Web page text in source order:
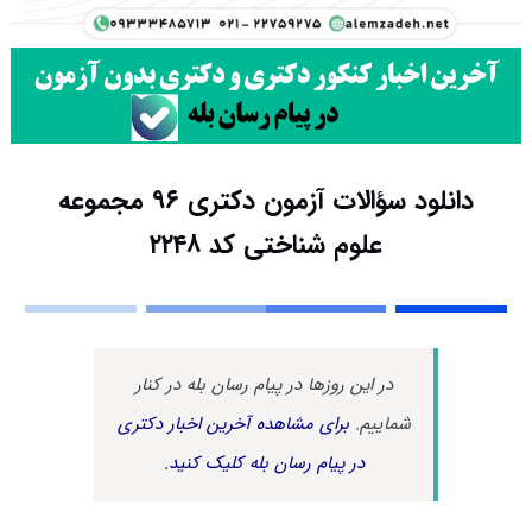
دانلود سؤالات آزمون دکتری ۹۶ مجموعه
علوم شناختی کد ۲۲۴۸
در این روزها در پیام رسان بله در کنار
شماییم.برای مشاهده آخرین اخبار دکتری
در پیام رسان بله کلیک کنید.